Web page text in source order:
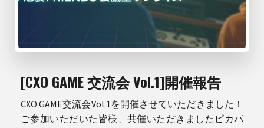
[CXO GAME 交流会 Vol.1]開催報告
CXO GAME交流会Vol.1を開催させていただきました！
ご参加いただいた皆様、共催いただきましたピカパ